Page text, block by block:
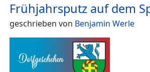
Frühjahrsputz auf dem
geschrieben von Benjamin Werle